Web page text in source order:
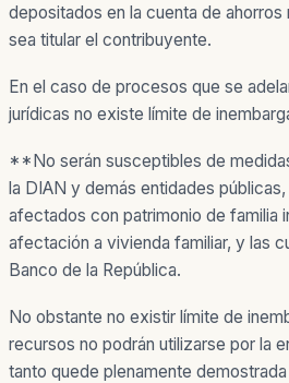
depositados en la cuenta de ahorros
sea titular el contribuyente.
En el caso de procesos que se
jurídicas no existe límite de
**No serán susceptibles de
la DIAN y demás entidades
afectados con patrimonio de familia
afectación a vivienda familiar, y las
Banco de la República.
No obstante no existir límite de
recursos no podrán utilizarse por la
tanto quede plenamente